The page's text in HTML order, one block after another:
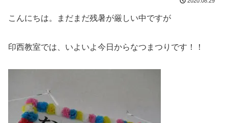
こんにちは。まだまだ残暑が厳しい中ですが
印西教室では、いよいよ今日からなつまつりです！！